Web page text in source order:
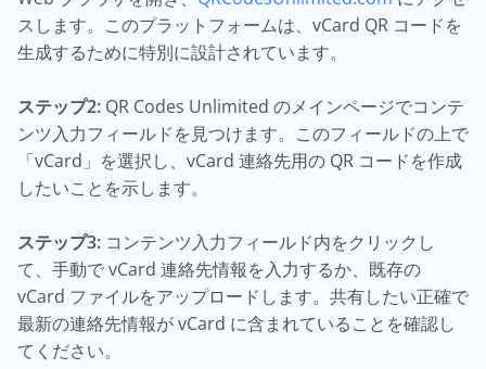
スします。このプラットフォームは、vCard QR コードを
生成するために特別に設計されています。
ステップ2: QR Codes Unlimited のメインページでコンテ
ンツ入力フィールドを見つけます。このフィールドの上で
「vCard」を選択し、vCard 連絡先用の QR コードを作成
したいことを示します。
ステップ3: コンテンツ入力フィールド内をクリックし
て、手動で vCard 連絡先情報を入力するか、既存の
vCard ファイルをアップロードします。共有したい正確で
最新の連絡先情報が vCard に含まれていることを確認し
てください。